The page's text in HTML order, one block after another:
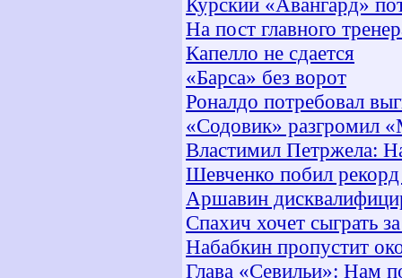
На пост главного
Капелло не сдается
«Барса» без ворот
Роналдо потребовал
«Содовик» разгромил
Властимил Петржела:
Шевченко побил рекорд
Аршавин
Спахич хочет сыграть
Набабкин пропустит
Глава «Севильи»: Нам